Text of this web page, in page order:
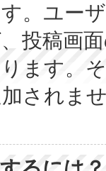
。ユー
投稿画
ます。
されま